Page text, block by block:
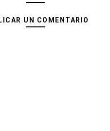
UN COMENTARIO